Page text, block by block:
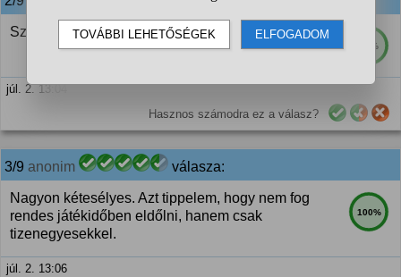
76%
Szerintem nem de erősen X szagú.
júl. 2. 13:04
Hasznos számodra ez a válasz?
3/9 anonim válasza:
100%
Nagyon kétesélyes. Azt tippelem, hogy nem fog
rendes játékidőben eldőlni, hanem csak
tizenegyesekkel.
júl. 2. 13:06